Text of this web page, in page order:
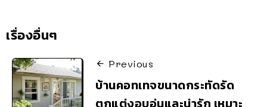
เรื่องอื่นๆ
Previous
บ้านคอทเทจขนาดกระทัดรัด